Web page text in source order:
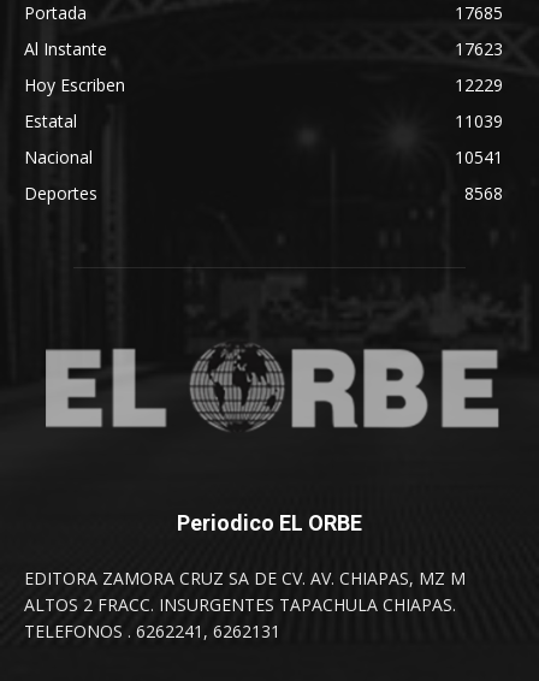
Portada
17685
Al Instante
17623
Hoy Escriben
12229
Estatal
11039
Nacional
10541
Deportes
8568
Periodico EL ORBE
EDITORA ZAMORA CRUZ SA DE CV. AV. CHIAPAS, MZ M
ALTOS 2 FRACC. INSURGENTES TAPACHULA CHIAPAS.
TELEFONOS . 6262241, 6262131